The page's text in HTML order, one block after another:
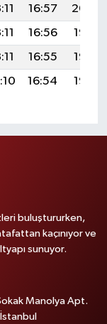
16:57
20:00
16:56
19:58
16:55
19:57
16:54 19:55
buluştururken,
kaçınıyor ve
sunuyor.
Manolya Apt.